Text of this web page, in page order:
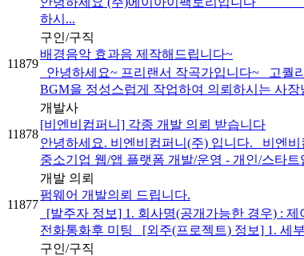
하시...
11879
구인/구직
배경음악 효과음 제작해드립니다~
안녕하세요~ 프리랜서 작곡가입니다~ 고퀄
BGM을 정성스럽게 작업하여 의뢰하시는 사
11878
개발사
[비엔비컴퍼니] 각종 개발 의뢰 받습니다
안녕하세요. 비엔비컴퍼니(주) 입니다. 비엔비
중소기업 웹/앱 플랫폼 개발/운영 - 개인/스타트
11877
개발 의뢰
펌웨어 개발의뢰 드립니다.
[발주자 정보] 1. 회사명(공개가능한 경우) : 제
전화통화후 미팅 ​ ​ [외주(프로젝트) 정보] 1. 세
구인/구직